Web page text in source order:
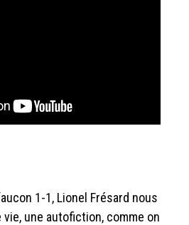
1-1, Lionel Frésard nous
une autofiction, comme on